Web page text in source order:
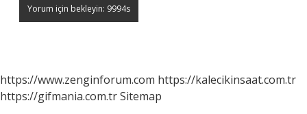
https://www.zenginforum.com https://kalecikinsaat.com.tr
https://gifmania.com.trSitemap